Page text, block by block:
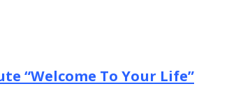
“Welcome To Your Life”